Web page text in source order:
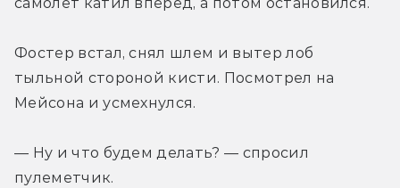
Фостер встал, снял шлем и вытер лоб
тыльной стороной кисти. Посмотрел на
Мейсона и усмехнулся.
— Ну и что будем делать? — спросил
пулеметчик.